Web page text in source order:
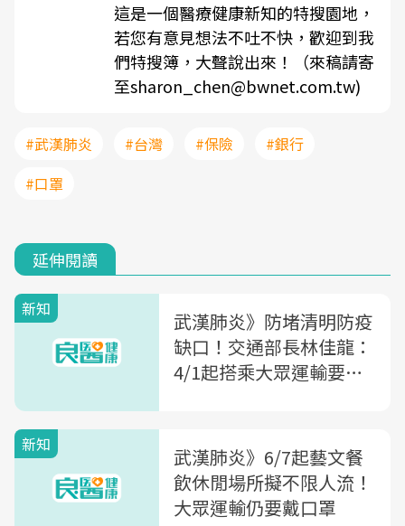
這是一個醫療健康新知的特搜園地，
若您有意見想法不吐不快，歡迎到我
們特搜簿，大聲說出來！（來稿請寄
至sharon_chen@bwnet.com.tw)
#武漢肺炎 #台灣 #保險
#銀行
#口罩
延伸閱讀
新知
武漢肺炎》防堵清明防疫
缺口！交通部長林佳龍：
4/1起搭乘大眾運輸要求
新知
武漢肺炎》6/7起藝文餐
飲休閒場所擬不限人流！
大眾運輸仍要戴口罩